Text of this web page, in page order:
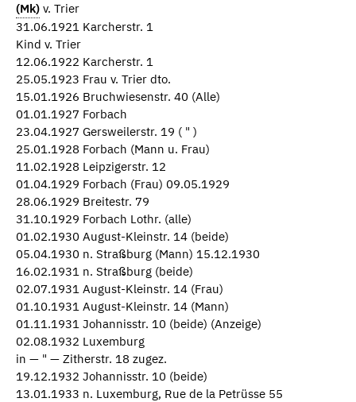
(Mk) v. Trier
31.06.1921 Karcherstr. 1
Kind v. Trier
12.06.1922 Karcherstr. 1
25.05.1923 Frau v. Trier dto.
15.01.1926 Bruchwiesenstr. 40 (Alle)
01.01.1927 Forbach
23.04.1927 Gersweilerstr. 19 ( " )
25.01.1928 Forbach (Mann u. Frau)
11.02.1928 Leipzigerstr. 12
01.04.1929 Forbach (Frau) 09.05.1929
28.06.1929 Breitestr. 79
31.10.1929 Forbach Lothr. (alle)
01.02.1930 August-Kleinstr. 14 (beide)
05.04.1930 n. Straßburg (Mann) 15.12.1930
16.02.1931 n. Straßburg (beide)
02.07.1931 August-Kleinstr. 14 (Frau)
01.10.1931 August-Kleinstr. 14 (Mann)
01.11.1931 Johannisstr. 10 (beide) (Anzeige)
02.08.1932 Luxemburg
in — " — Zitherstr. 18 zugez.
19.12.1932 Johannisstr. 10 (beide)
13.01.1933 n. Luxemburg, Rue de la Petrüsse 55